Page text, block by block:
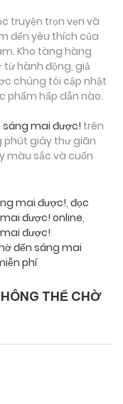
truyện trọn vẹn và
đến yêu thích của
Kho tàng hàng
từ hành động, giả
chúng tôi cập nhật
phẩm hấp dẫn nào.
sáng mai được! trên
phút giây thư giãn
màu sắc và cuốn
mai được!, đọc
được! online,
được!
đến sáng mai
phí
THỂ CHỜ